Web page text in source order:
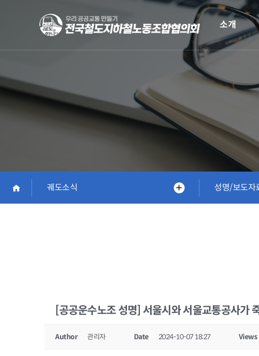
소개
궤도소식 성명/보도자
[공공운수노조 성명] 서울시와 서울교통공사가
Author 관리자 Date 2024-10-07 18:27 Views